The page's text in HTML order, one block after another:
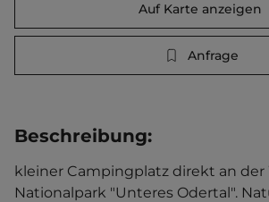
Auf Karte anzeigen
Anfrage
Beschreibung:
kleiner Campingplatz direkt an der
Nationalpark "Unteres Odertal".